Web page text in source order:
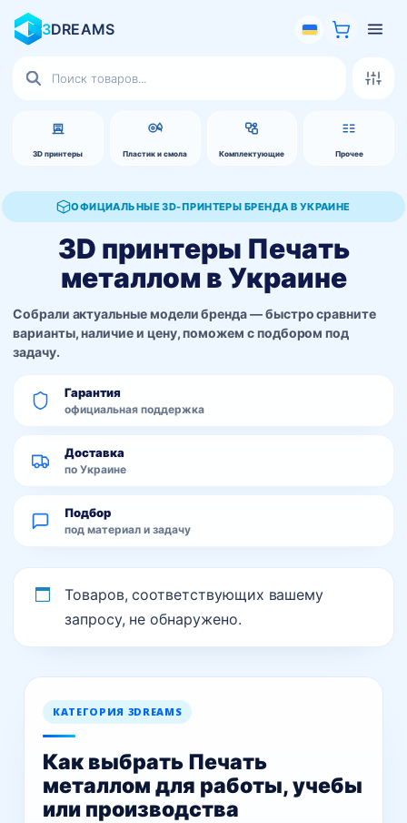
3DREAMS
3D принтеры Пластик и смола Комплектующие Прочее
товаров
ОФИЦИАЛЬНЫЕ 3D-ПРИНТЕРЫ БРЕНДА В УКРАИНЕ
3D принтеры Печать
металлом в Украине
Собрали актуальные модели бренда — быстро сравните
варианты, наличие и цену, поможем с подбором под
задачу.
Гарантия
официальная поддержка
Доставка
по Украине
Подбор
под материал и задачу
Товаров, соответствующих вашему
запросу, не обнаружено.
КАТЕГОРИЯ 3DREAMS
Как выбрать Печать
металлом для работы, учебы
или производства